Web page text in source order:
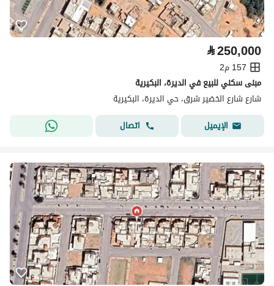
⃁250,000
157 م2
مبنى سكني للبيع في الديرة، البكيرية
شارع شارع الخضير شرق، حي الديرة، البكيرية
الإيميل
اتصال